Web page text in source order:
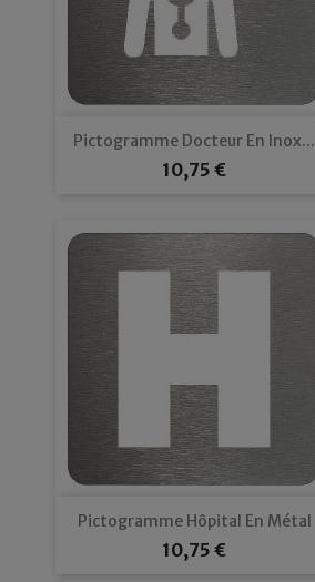
Pictogramme Docteur En Inox...
Prix
10,75 €
Pictogramme Hôpital En Métal
Prix
10,75 €